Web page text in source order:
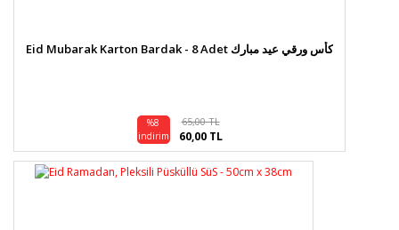
Eid Mubarak Karton Bardak - 8 Adet كأس ورقي عيد مبارك
%8
indirim
65,00 TL
60,00 TL